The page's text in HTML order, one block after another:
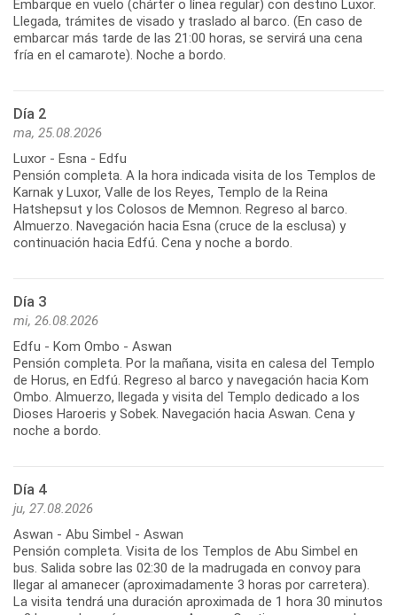
Embarque en vuelo (chárter o línea regular) con destino Luxor.
Llegada, trámites de visado y traslado al barco. (En caso de
embarcar más tarde de las 21:00 horas, se servirá una cena
fría en el camarote). Noche a bordo.
Día 2
ma, 25.08.2026
Luxor - Esna - Edfu
Pensión completa. A la hora indicada visita de los Templos de
Karnak y Luxor, Valle de los Reyes, Templo de la Reina
Hatshepsut y los Colosos de Memnon. Regreso al barco.
Almuerzo. Navegación hacia Esna (cruce de la esclusa) y
continuación hacia Edfú. Cena y noche a bordo.
Día 3
mi, 26.08.2026
Edfu - Kom Ombo - Aswan
Pensión completa. Por la mañana, visita en calesa del Templo
de Horus, en Edfú. Regreso al barco y navegación hacia Kom
Ombo. Almuerzo, llegada y visita del Templo dedicado a los
Dioses Haroeris y Sobek. Navegación hacia Aswan. Cena y
noche a bordo.
Día 4
ju, 27.08.2026
Aswan - Abu Simbel - Aswan
Pensión completa. Visita de los Templos de Abu Simbel en
bus. Salida sobre las 02:30 de la madrugada en convoy para
llegar al amanecer (aproximadamente 3 horas por carretera).
La visita tendrá una duración aproximada de 1 hora 30 minutos